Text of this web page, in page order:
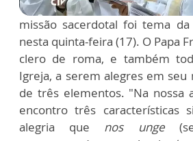
missão sacerdotal foi tema
nesta quinta-feira (17). O Papa
clero de roma, e também
Igreja, a serem alegres em
de três elementos. "Na nossa
encontro três características
alegria que nos unge